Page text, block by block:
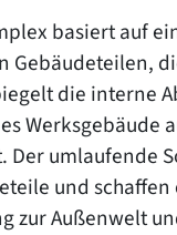
basiert auf
Gebäudeteilen,
die interne
Der umlaufende
und
zur Außenwelt